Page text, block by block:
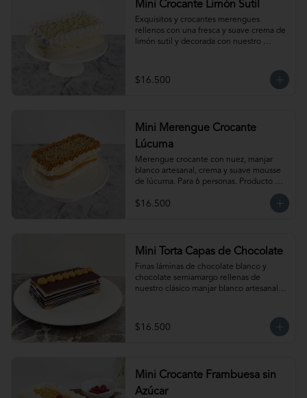
Mini Crocante Limón Sutil
Exquisitos y crocantes merengues
rellenos con una fresca y suave crema de
limón sutil y decorada con nuestro
recomienda descongelar de 1 hora a
temperatura ambiente antes de servir.
$16.500
Mini Merengue Crocante
Lúcuma
Merengue crocante con nuez, manjar
blanco artesanal, crema y suave mousse
de lúcuma. Para 6 personas. Producto
congelado, se recomienda descongelar
de 1  hora a temperatura ambiente antes
$16.500
Mini Torta Capas de Chocolate
Finas láminas de chocolate blanco y
chocolate semiamargo rellenas de
nuestro clásico manjar blanco artesanal.
$16.500
Mini Crocante Frambuesa sin
Azúcar